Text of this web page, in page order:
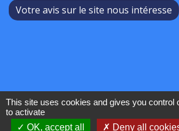
Votre avis sur le site nous intéresse
This site uses cookies and gives you control
to activate
OK, accept all
Deny all